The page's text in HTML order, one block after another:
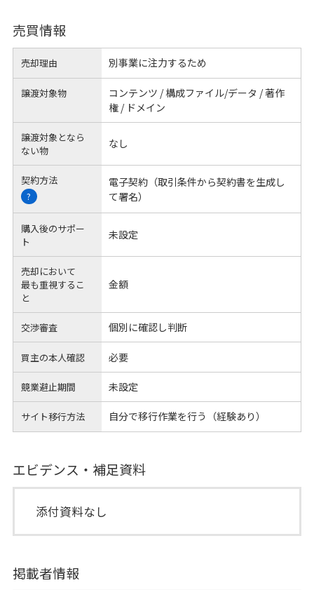
売買情報
売却理由 別事業に注力するため
譲渡対象物
コンテンツ / 構成ファイル/データ / 著作
権 / ドメイン
譲渡対象となら
ない物
なし
契約方法
?
電子契約（取引条件から契約書を生成し
て署名）
購入後のサポー
ト
未設定
売却において
最も重視するこ
と
金額
交渉審査 個別に確認し判断
買主の本人確認 必要
競業避止期間 未設定
サイト移行方法 自分で移行作業を行う（経験あり）
エビデンス・補足資料
添付資料なし
掲載者情報